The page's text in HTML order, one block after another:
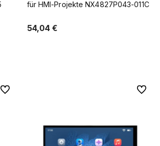
für HMI-Projekte NX4827P043-011C
54,04 €
Zu Favoriten Zu